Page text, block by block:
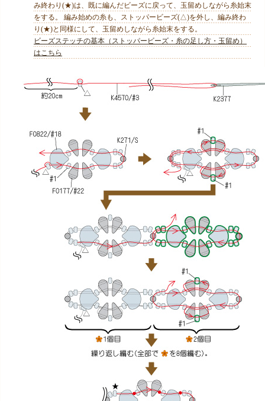
み終わり(★)は、既に編んだビーズに戻って、玉留めしながら糸始末
をする。 編み始めの糸も、ストッパービーズ(△)を外し、編み終わ
り(★)と同様にして、玉留めしながら糸始末をする。
ビーズステッチの基本（ストッパービーズ・糸の足し方・玉留め）
はこちら